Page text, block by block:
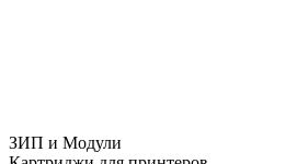
ЗИП и Модули